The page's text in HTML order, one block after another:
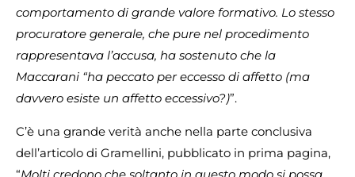
comportamento di grande valore formativo. Lo stesso
procuratore generale, che pure nel procedimento
rappresentava l’accusa, ha sostenuto che la
Maccarani “ha peccato per eccesso di affetto (ma
davvero esiste un affetto eccessivo?)”.
C’è una grande verità anche nella parte conclusiva
dell’articolo di Gramellini, pubblicato in prima pagina,